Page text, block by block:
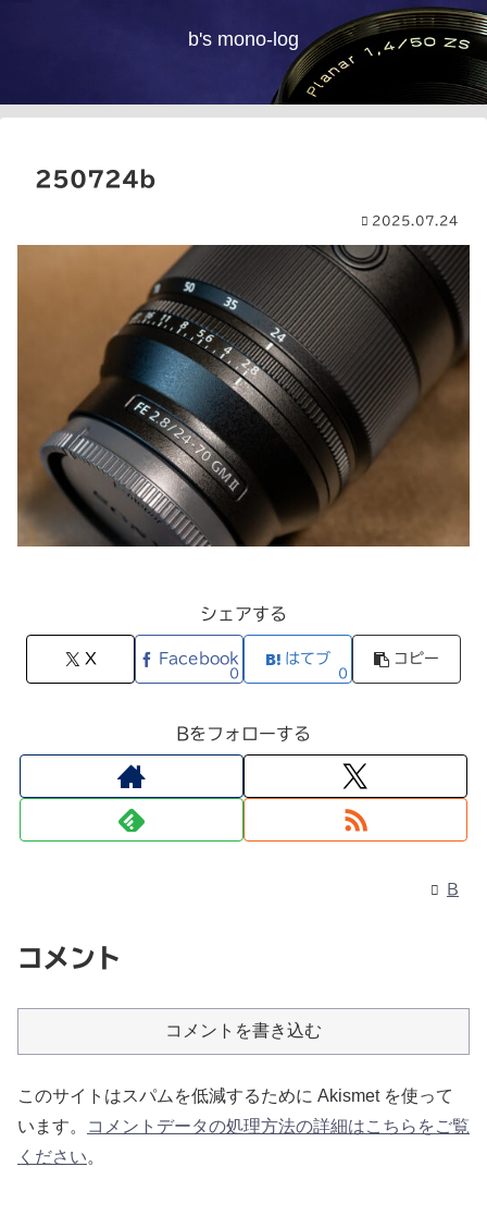
b's mono-log
250724b
2025.07.24
シェアする
X Facebook
0
はてブ
0
コピー
Bをフォローする
B
コメント
コメントを書き込む
このサイトはスパムを低減するために Akismet を使って
います。
コメントデータの処理方法の詳細はこちらをご覧
ください。